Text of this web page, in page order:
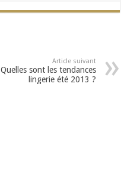
Article suivant
Quelles sont les tendances
lingerie été 2013 ?